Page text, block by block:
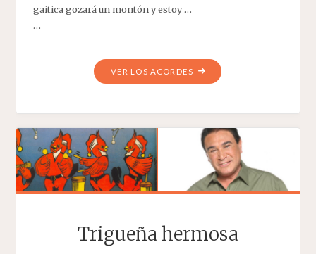
gaitica gozará un montón y estoy …
…
VER LOS ACORDES"GAITÓN
Trigueña hermosa